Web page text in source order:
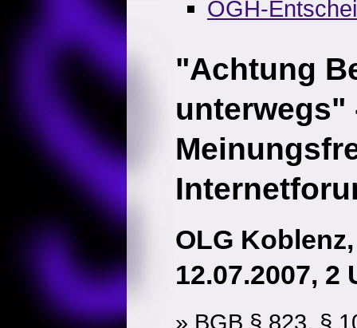
OGH-
"Achtung
unterwegs"
OLG
12.07.2007, 2
» BGB § 823, §